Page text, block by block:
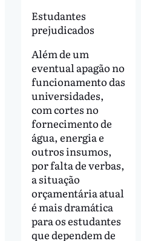
Estudantes
prejudicados
Além de um
eventual apagão no
funcionamento das
universidades,
com cortes no
fornecimento de
água, energia e
outros insumos,
por falta de verbas,
a situação
orçamentária atual
é mais dramática
para os estudantes
que dependem de